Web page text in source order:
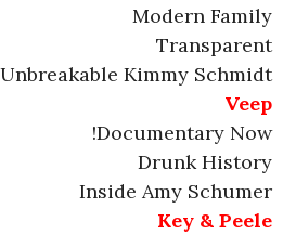
Modern Family
Transparent
Unbreakable Kimmy Schmidt
Veep
Documentary Now!
Drunk History
Inside Amy Schumer
Key & Peele